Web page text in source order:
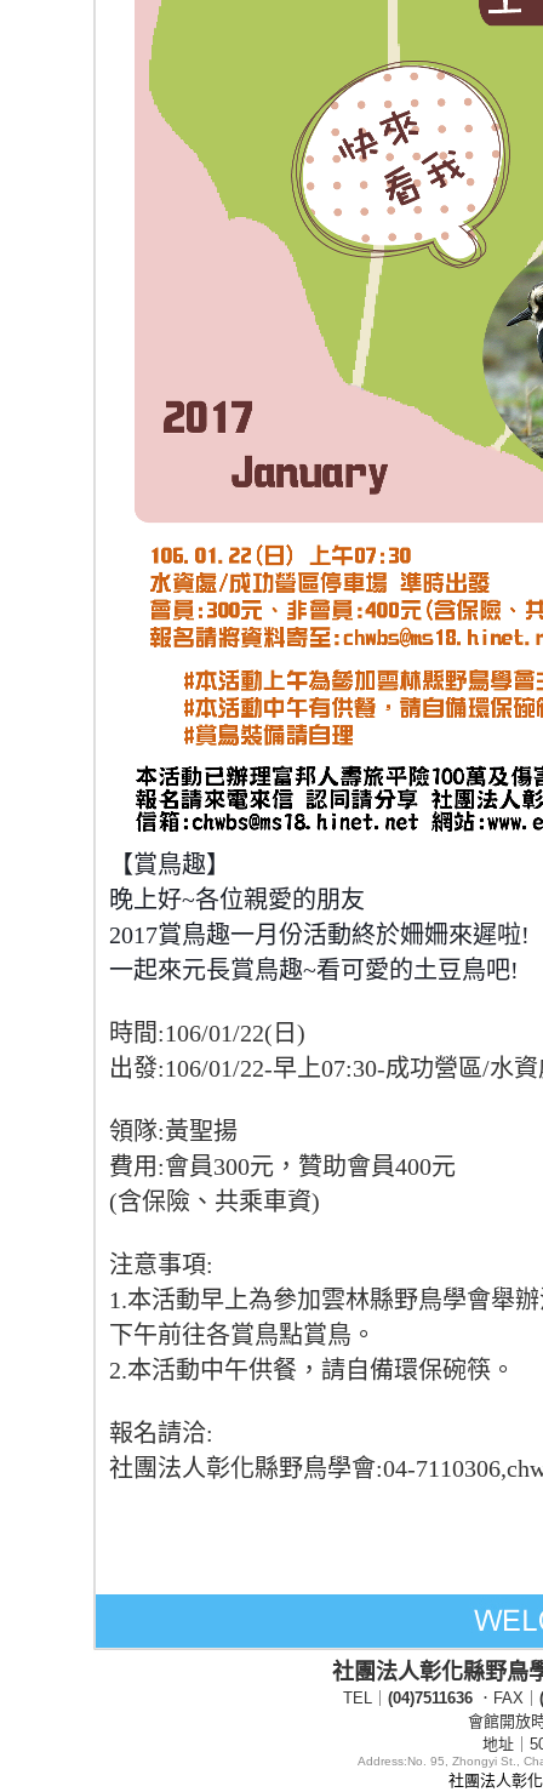
【賞鳥趣】
晚上好~各位親愛的朋友
2017賞鳥趣一月份活動終於姍姍來遲啦!
一起來元長賞鳥趣~看可愛的土豆鳥吧!
時間:106/01/22(日)
出發:106/01/22-早上07:30-成功營區/水
領隊:黃聖揚
費用:會員300元，贊助會員400元
(含保險、共乘車資)
注意事項:
1.本活動早上為參加雲林縣野鳥學會舉
下午前往各賞鳥點賞鳥。
2.本活動中午供餐，請自備環保碗筷。
報名請洽:
社團法人彰化縣野鳥學會:04-
社團法人彰化縣野鳥
TEL｜ (04)7511636 ．FAX｜
會館開放
地址｜
Address:No. 95, Zhongyi St.,
社團法人彰